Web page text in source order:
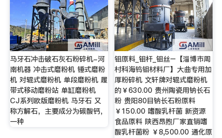
马牙石冲击破石灰石粉碎机-河
南机器 冲击式磨粉机 锤式磨粉
机 对辊式磨粉机 单段磨粉机 履
带式移动磨粉站 单缸磨粉机
CJ系列欧版磨粉机 马牙石 又
称方解石，主要成分为碳酸钙，
一种
钼原料_钼杆_钼丝–【淄博市周
村科海钨钼材料厂】大曲专用加
厚粉碎机 文轩牌对辊式磨粉机
的￥630.00 贵州陶瓷用钠长石
粉 贵阳80目钠长石粉原料
￥150.00 嗜酸乳杆菌 新资源
食品原料 陕西昂煦厂家直销嗜
酸乳杆菌粉 ￥8,500.00 通化原